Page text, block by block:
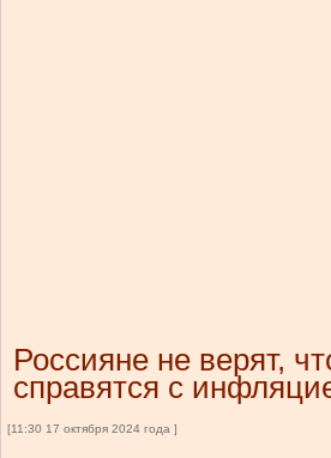
Россияне не верят,
справятся с
[11:30 17 октября 2024 года ]